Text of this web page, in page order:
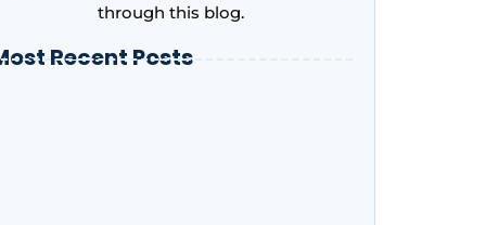
through this blog.
Recent Posts